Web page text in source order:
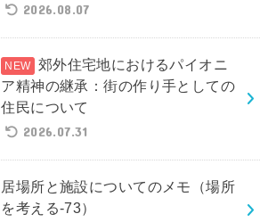
2026.08.07
郊外住宅地におけるパイオニ
ア精神の継承：街の作り手としての
住民について
2026.07.31
居場所と施設についてのメモ（場所
を考える-73）